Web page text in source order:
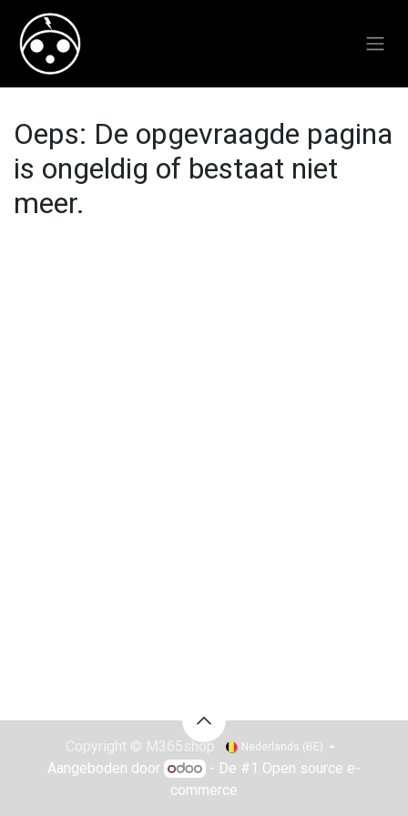
Oeps: De opgevraagde pagina
is ongeldig of bestaat niet
meer.
Copyright © M365shop Nederlands (BE)
Aangeboden door - De #1 Open source e-
commerce